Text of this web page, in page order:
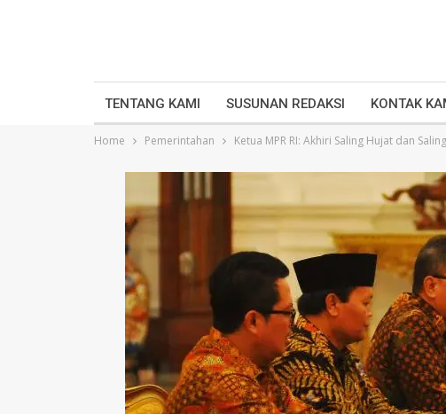
TENTANG KAMI SUSUNAN REDAKSI KONTAK
Home Pemerintahan Ketua MPR RI: Akhiri Saling Hujat dan